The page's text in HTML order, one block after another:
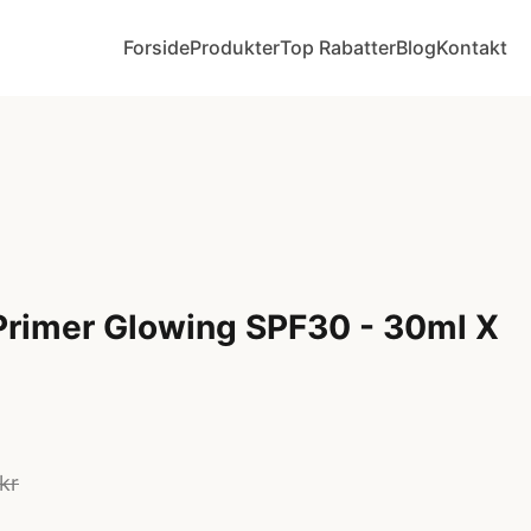
ForsideProdukterTop RabatterBlogKontakt
Glowing SPF30 - 30ml X